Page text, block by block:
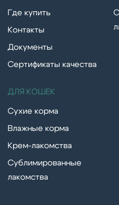
Где купить
Контакты
Документы
Сертификаты качества
ДЛЯ КОШЕК
Сухие корма
Влажные корма
Крем-лакомства
Сублимированные
лакомства